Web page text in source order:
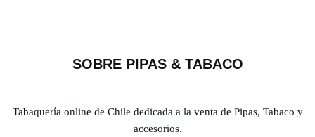
SOBRE PIPAS & TABACO
Tabaquería online de Chile dedicada a la venta de Pipas, Tabaco y
accesorios.